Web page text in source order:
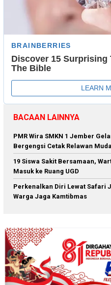
BACAAN LAINNYA
PMR Wira SMKN 1 Jember
Bergengsi Cetak Relawan
19 Siswa Sakit Bersamaan,
Masuk ke Ruang UGD
Perkenalkan Diri Lewat Safari
Warga Jaga Kamtibmas